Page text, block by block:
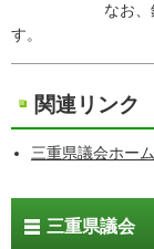
なお、録画中
す。
関連リンク
三重県議会ホー
三重県議会